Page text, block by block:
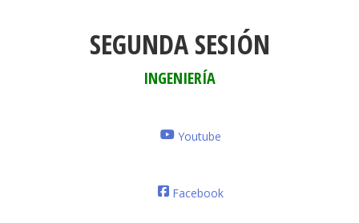
SEGUNDA SESIÓN
INGENIERÍA
Youtube
Facebook